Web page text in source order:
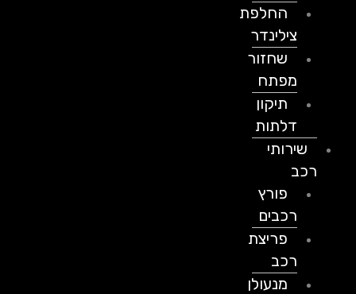
החלפת
צילינדר
שחזור
מפתח
תיקון
דלתות
שירותי
פורץ
רכבים
פריצת
מנעולן